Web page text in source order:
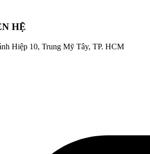
HỆ
Hiệp 10, Trung Mỹ Tây, TP. HCM